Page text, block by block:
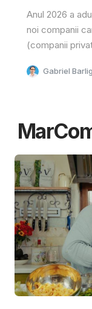
Anul 2026 a
noi companii
(companii
Gabriel